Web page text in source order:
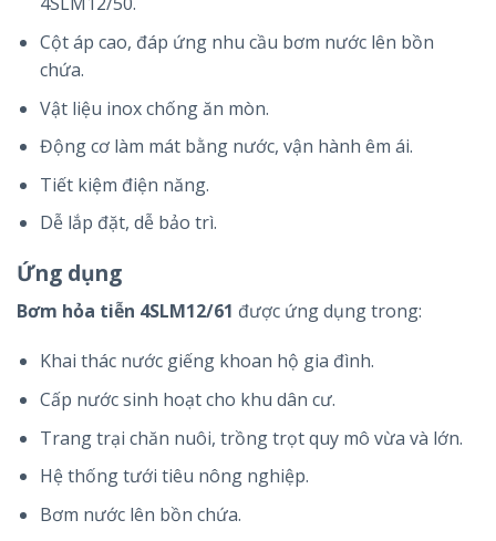
Cột áp cao, đáp ứng nhu cầu bơm nước lên bồn
chứa.
Vật liệu inox chống ăn mòn.
Động cơ làm mát bằng nước, vận hành êm ái.
Tiết kiệm điện năng.
Dễ lắp đặt, dễ bảo trì.
Ứng dụng
Bơm hỏa tiễn 4SLM12/61 được ứng dụng trong:
Khai thác nước giếng khoan hộ gia đình.
Cấp nước sinh hoạt cho khu dân cư.
Trang trại chăn nuôi, trồng trọt quy mô vừa và lớn.
Hệ thống tưới tiêu nông nghiệp.
Bơm nước lên bồn chứa.